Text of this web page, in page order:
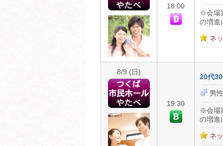
18:00
※会場
の増進
ネ
8/9 (日)
19:30
20代
男
※会場
の増進
ネ